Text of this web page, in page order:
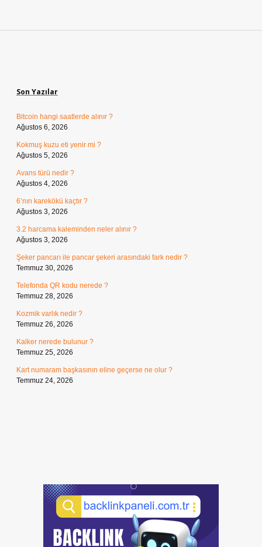
Son Yazılar
Bitcoin hangi saatlerde alınır ?
Ağustos 6, 2026
Kokmuş kuzu eti yenir mi ?
Ağustos 5, 2026
Avans türü nedir ?
Ağustos 4, 2026
6’nın karekökü kaçtır ?
Ağustos 3, 2026
3.2 harcama kaleminden neler alınır ?
Ağustos 3, 2026
Şeker pancarı ile pancar şekeri arasındaki fark nedir ?
Temmuz 30, 2026
Telefonda QR kodu nerede ?
Temmuz 28, 2026
Kozmik varlık nedir ?
Temmuz 26, 2026
Kalker nerede bulunur ?
Temmuz 25, 2026
Kart numaram başkasının eline geçerse ne olur ?
Temmuz 24, 2026